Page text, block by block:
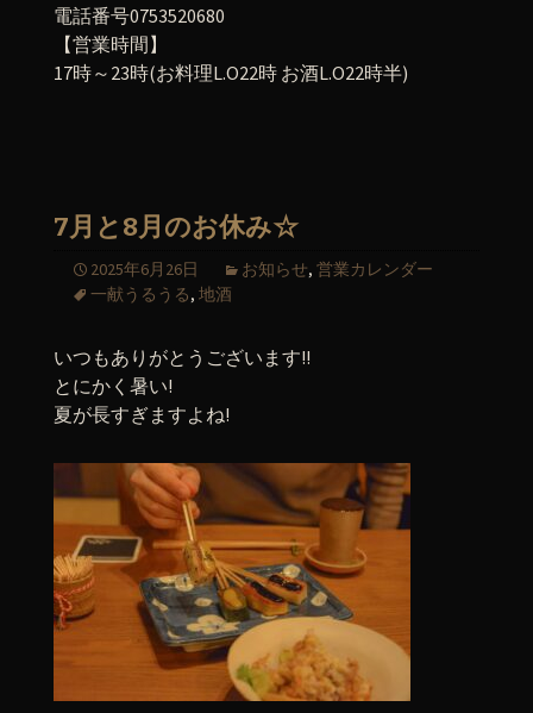
電話番号0753520680
【営業時間】
17時～23時(お料理L.O22時 お酒L.O22時半)
7月と8月のお休み☆
2025年6月26日 お知らせ, 営業カレンダー
一献うるうる, 地酒
いつもありがとうございます!!
とにかく暑い!
夏が長すぎますよね!